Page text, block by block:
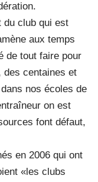
du club qui est
aux temps
de tout faire pour
des centaines et
nos écoles de
on est
font défaut,
en 2006 qui ont
«les clubs